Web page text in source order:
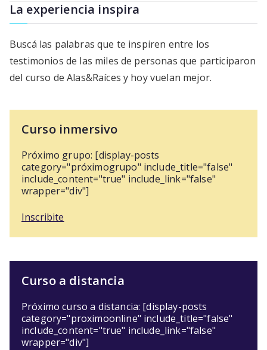
entradas
La experiencia inspira
Buscá las palabras que te inspiren entre los
testimonios de las miles de personas que participaron
del curso de Alas&Raíces y hoy vuelan mejor.
Curso inmersivo
Próximo grupo: [display-posts
category="próximogrupo" include_title="false"
include_content="true" include_link="false"
wrapper="div"]
Inscribite
Curso a distancia
Próximo curso a distancia: [display-posts
category="proximoonline" include_title="false"
include_content="true" include_link="false"
wrapper="div"]